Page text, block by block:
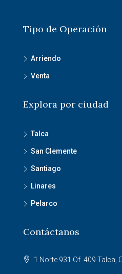
Tipo de Operación
Arriendo
Venta
Explora por ciudad
Talca
San Clemente
Santiago
Linares
Pelarco
Contáctanos
1 Norte 931 Of. 409 Talca,